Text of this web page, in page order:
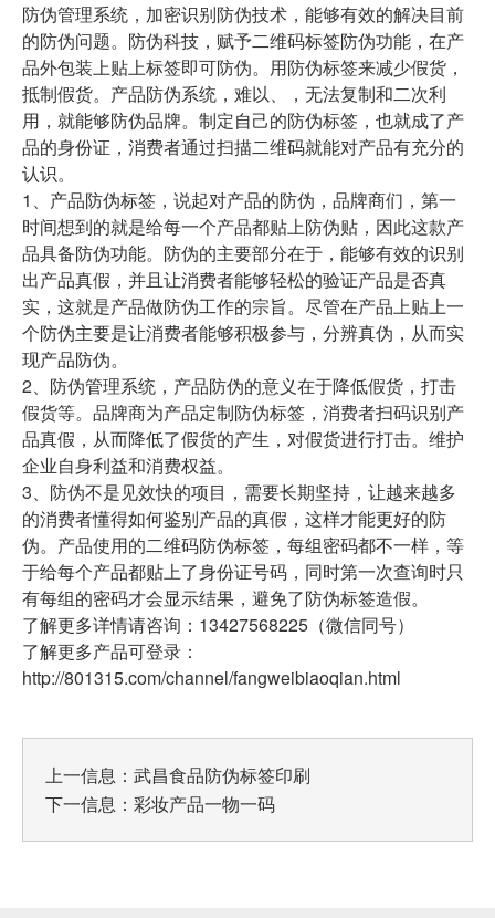
防伪管理系统，加密识别防伪技术，能够有效的解决目前
的防伪问题。防伪科技，赋予二维码标签防伪功能，在产
品外包装上贴上标签即可防伪。用防伪标签来减少假货，
抵制假货。产品防伪系统，难以、，无法复制和二次利
用，就能够防伪品牌。制定自己的防伪标签，也就成了产
品的身份证，消费者通过扫描二维码就能对产品有充分的
认识。
1、产品防伪标签，说起对产品的防伪，品牌商们，第一
时间想到的就是给每一个产品都贴上防伪贴，因此这款产
品具备防伪功能。防伪的主要部分在于，能够有效的识别
出产品真假，并且让消费者能够轻松的验证产品是否真
实，这就是产品做防伪工作的宗旨。尽管在产品上贴上一
个防伪主要是让消费者能够积极参与，分辨真伪，从而实
现产品防伪。
2、防伪管理系统，产品防伪的意义在于降低假货，打击
假货等。品牌商为产品定制防伪标签，消费者扫码识别产
品真假，从而降低了假货的产生，对假货进行打击。维护
企业自身利益和消费权益。
3、防伪不是见效快的项目，需要长期坚持，让越来越多
的消费者懂得如何鉴别产品的真假，这样才能更好的防
伪。产品使用的二维码防伪标签，每组密码都不一样，等
于给每个产品都贴上了身份证号码，同时第一次查询时只
有每组的密码才会显示结果，避免了防伪标签造假。
了解更多详情请咨询：13427568225（微信同号）
了解更多产品可登录：
http://801315.com/channel/fangweibiaoqian.html
上一信息： 武昌食品防伪标签印刷
下一信息： 彩妆产品一物一码